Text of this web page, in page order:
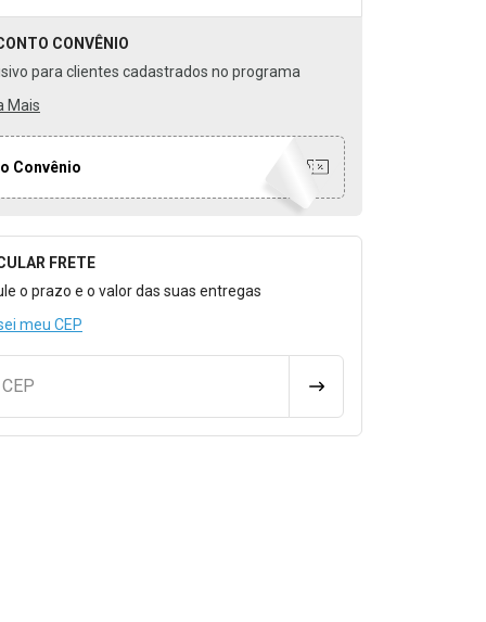
CONVÊNIO
para clientes cadastrados no programa
Mais
Convênio
para Calcular o Frete
FRETE
o prazo e o valor das suas entregas
meu CEP
CALCULAR FRETE